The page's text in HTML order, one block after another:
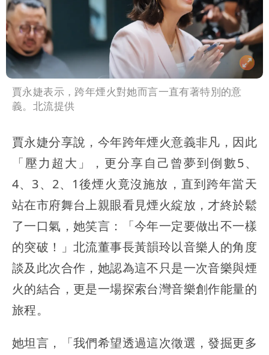
賈永婕表示，跨年煙火對她而言一直有著特別的意
義。北流提供
賈永婕分享說，今年跨年煙火意義非凡，因此
「壓力超大」，更分享自己曾夢到倒數5、
4、3、2、1後煙火竟沒施放，直到跨年當天
站在市府舞台上親眼看見煙火綻放，才終於鬆
了一口氣，她笑言：「今年一定要做出不一樣
的突破！」北流董事長黃韻玲以音樂人的角度
談及此次合作，她認為這不只是一次音樂與煙
火的結合，更是一場探索台灣音樂創作能量的
旅程。
她坦言，「我們希望透過這次徵選，發掘更多